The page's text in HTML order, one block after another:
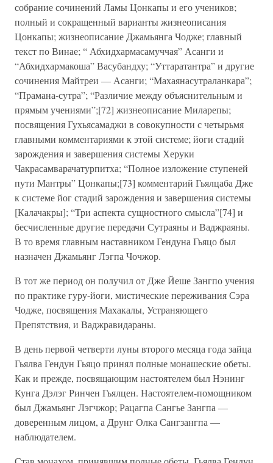
собрание сочинений Ламы Цонкапы и его учеников;
полный и сокращенный варианты жизнеописания
Цонкапы; жизнеописание Джамьянга Чодже; главный
текст по Винае; “ Абхидхармасамуччая” Асанги и
“Абхидхармакоша” Васубандху; “Уттаратантра” и другие
сочинения Майтреи — Асанги; “Махаянасутраланкара”;
“Прамана-сутра”; “Различие между объяснительным и
прямым учениями”;[72] жизнеописание Миларепы;
посвящения Гухьясамаджи в совокупности с четырьмя
главными комментариями к этой системе; йоги стадий
зарождения и завершения системы Херуки
Чакрасамварачатурпитха; “Полное изложение ступеней
пути Мантры” Цонкапы;[73] комментарий Гьялцаба Дже
к системе йог стадий зарождения и завершения системы
[Калачакры]; “Три аспекта сущностного смысла”[74] и
бесчисленные другие передачи Сутраяны и Ваджраяны.
В то время главным наставником Гендуна Гьяцо был
назначен Джамьянг Лэгпа Чочжор.
В тот же период он получил от Дже Йеше Зангпо учения
по практике гуру-йоги, мистические переживания Сэра
Чодже, посвящения Махакалы, Устраняющего
Препятствия, и Ваджравидараны.
В день первой четверти луны второго месяца года зайца
Гьялва Гендун Гьяцо принял полные монашеские обеты.
Как и прежде, посвящающим настоятелем был Нэнинг
Кунга Дэлэг Ринчен Гьялцен. Настоятелем-помощником
был Джамьянг Лэгчжор; Рацагпа Сангье Зангпа —
доверенным лицом, а Друнг Олка Сангзангпа —
наблюдателем.